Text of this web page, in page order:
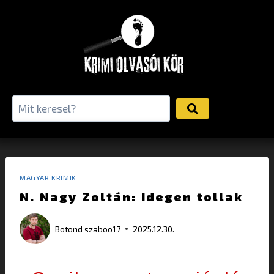
MAGYAR KRIMIK
N. Nagy Zoltán: Idegen tollak
Botond szaboo17 2025.12.30.